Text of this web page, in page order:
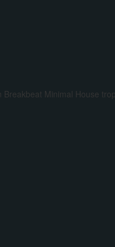
Breakbeat Minimal House